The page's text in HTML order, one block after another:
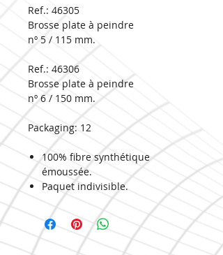
Ref.: 46305
Brosse plate à peindre
nº 5 / 115 mm.
Ref.: 46306
Brosse plate à peindre
nº 6 / 150 mm.
Packaging: 12
100% fibre synthétique
émoussée.
Paquet indivisible.